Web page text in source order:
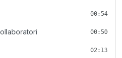
00:54
00:50
02:13